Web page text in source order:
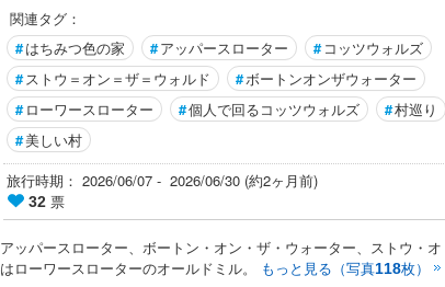
関連タグ：
#はちみつ色の家 #アッパースローター # コッツウォルズ
#ストウ＝オン＝ザ＝ウォルド #ボートンオンザウォーター
# ローワースローター #個人で回るコッツウォルズ #村巡り
#美しい村
旅行時期： 2026/06/07 - 2026/06/30 (約2ヶ月前)
32 票
ッパースローター、ボートン・オン・ザ・ウォーター、ストウ・オ
ローワースローターのオールドミル。
もっと見る（写真118枚）